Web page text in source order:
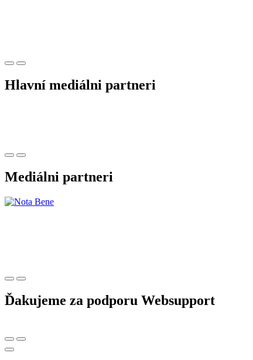
Hlavní mediálni partneri
Mediálni partneri
Ďakujeme za podporu Websupport